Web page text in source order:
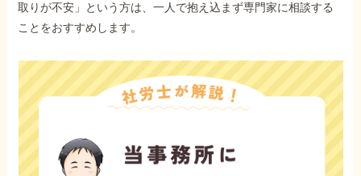
取りが不安」という方は、一人で抱え込まず専門家に相談する
ことをおすすめします。